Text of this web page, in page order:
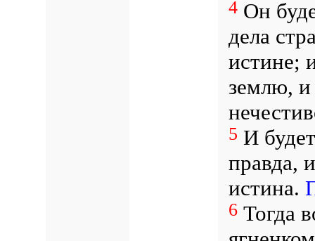
4Он
дела
истине;
землю,
5 И
правда,
истина.
6Тогда